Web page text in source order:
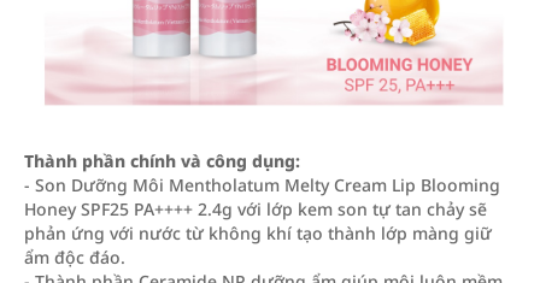
Thành phần chính và công dụng:
- Son Dưỡng Môi Mentholatum Melty Cream Lip Blooming
Honey SPF25 PA++++ 2.4g với lớp kem son tự tan chảy sẽ
phản ứng với nước từ không khí tạo thành lớp màng giữ
ẩm độc đáo.